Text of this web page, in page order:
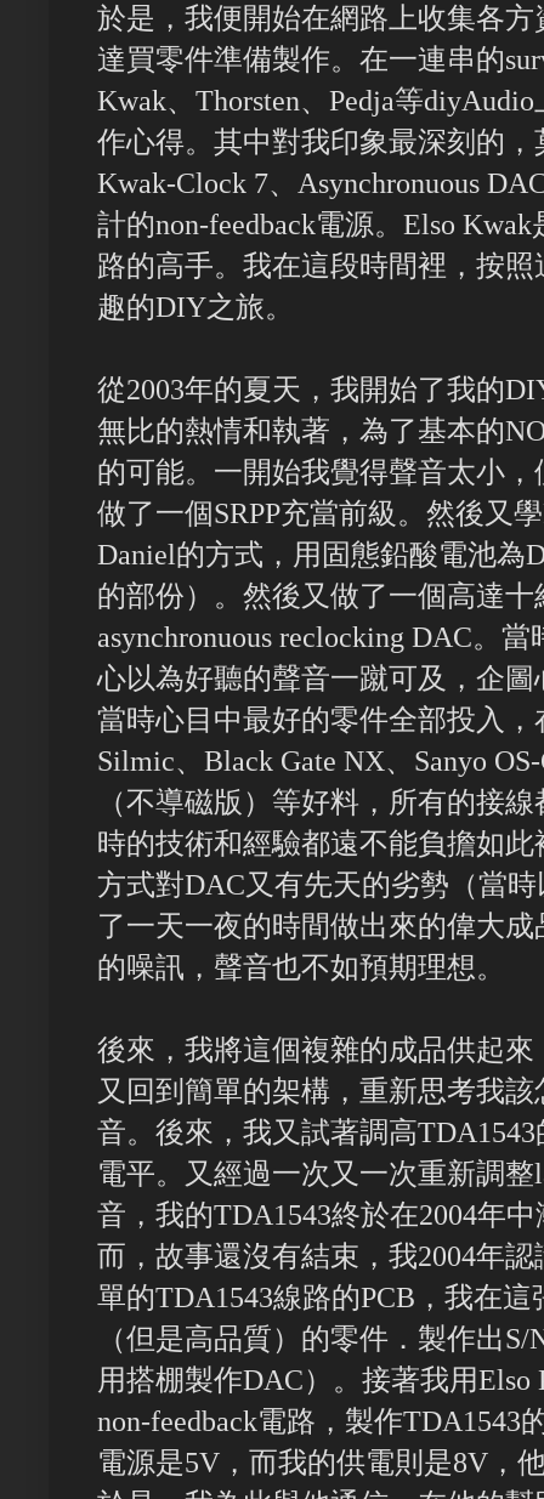
於是，我便開始在網路上收集各
達買零件準備製作。在一連串的
Kwak、Thorsten、Pedja等
作心得。其中對我印象最深刻的，
Kwak-Clock 7、Asynchronuous
計的non-feedback電源。Elso
路的高手。我在這段時間裡，按
趣的DIY之旅。
從2003年的夏天，我開始了我的
無比的熱情和執著，為了基本的
的可能。一開始我覺得聲音太小
做了一個SRPP充當前級。然後又學
Daniel的方式，用固態鉛酸電池為
的部份）。然後又做了一個高達
asynchronuous reclocking DAC。
心以為好聽的聲音一蹴可及，企
當時心目中最好的零件全部投入
Silmic、Black Gate NX、Sanyo
（不導磁版）等好料，所有的接
時的技術和經驗都遠不能負擔如
方式對DAC又有先天的劣勢（當
了一天一夜的時間做出來的偉大
的噪訊，聲音也不如預期理想。
後來，我將這個複雜的成品供起
又回到簡單的架構，重新思考我該
音。後來，我又試著調高
電平。又經過一次又一次重新調
音，我的TDA1543終於在2004年
而，故事還沒有結束，我2004年
單的TDA1543線路的PCB，我在
（但是高品質）的零件．製作出
用搭棚製作DAC）。接著我用
non-feedback電路，製作TDA1543
電源是5V，而我的供電則是8V，